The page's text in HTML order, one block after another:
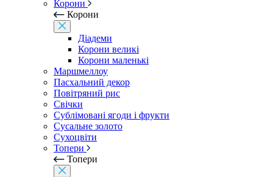
Корони
Корони
Діадеми
Корони великі
Корони маленькі
Маршмеллоу
Пасхальний декор
Повітряний рис
Свічки
Сублімовані ягоди і фрукти
Сусальне золото
Сухоцвіти
Топери
Топери